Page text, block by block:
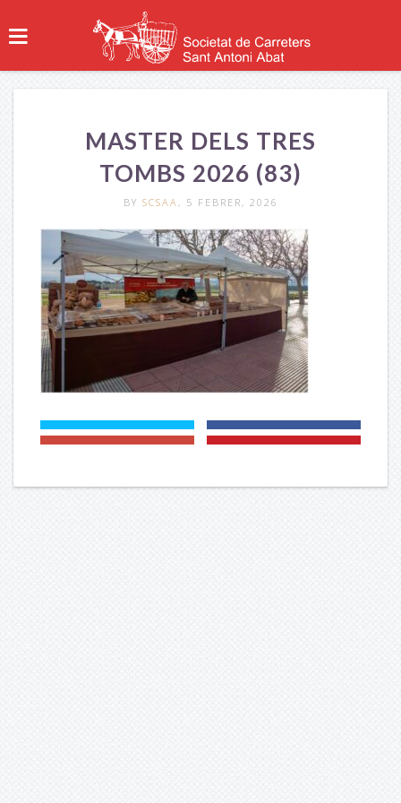
MASTER DELS TRES
TOMBS 2026 (83)
BY SCSAA , 5 FEBRER, 2026